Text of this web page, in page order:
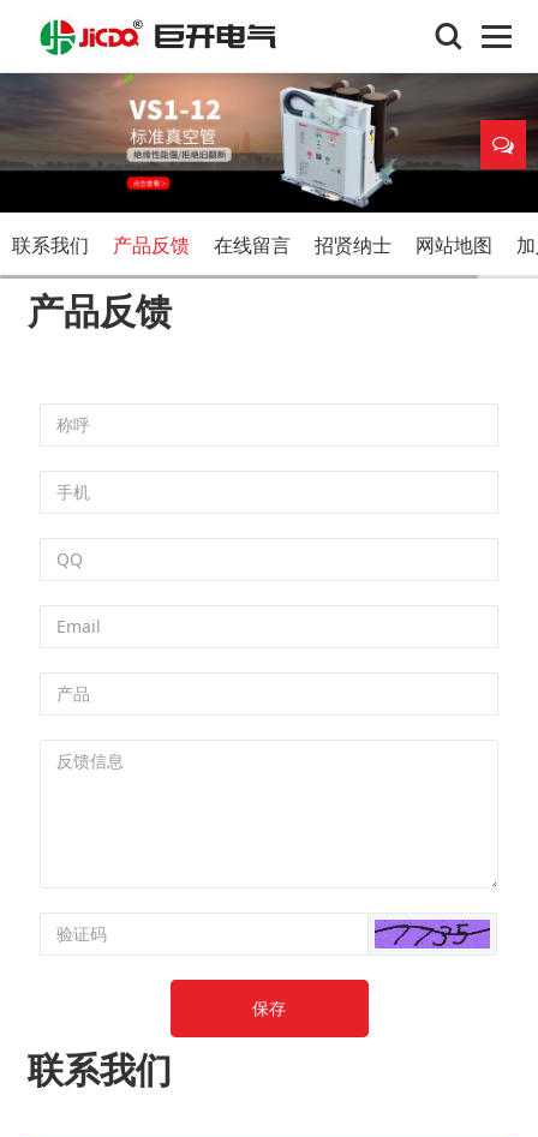
联系我们 产品反馈 在线留言 招贤纳士 网站地图
产品反馈
保存
联系我们